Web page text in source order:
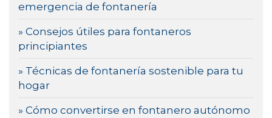
emergencia de fontanería
» Consejos útiles para fontaneros
principiantes
» Técnicas de fontanería sostenible para tu
hogar
» Cómo convertirse en fontanero autónomo